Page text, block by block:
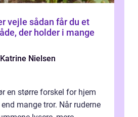
får du et
der holder i mange
Katrine Nielsen
en større forskel for hjem
mange tror. Når ruderne